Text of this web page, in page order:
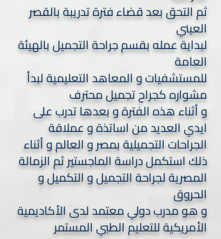
ثم التحق بعد قضاء فترة تدريبة بالقصر
العيني
لبداية عمله بقسم جراحة التجميل بالهيئة
العامة
للمستشفيات و المعاهد التعليمية لبدأ
مشواره كجراح تجميل محترف
و أثناء هذه الفترة و بعدها تدرب على
ايدي العديد من اساتذة و عملاقة
الجراحات التجميلية بمصر و العالم و أثناء
ذلك استكمل دراسة الماجستير ثم الزمالة
المصرية لجراحة التجميل و التكميل و
الحروق
و هو مدرب دولي معتمد لدى الأكاديمية
الأمريكية للتعليم الطبي المستمر